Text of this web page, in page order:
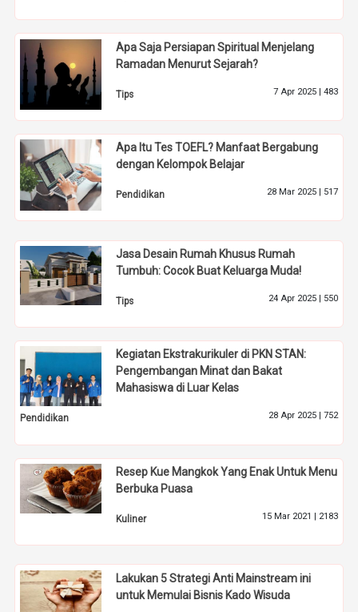
Apa Saja Persiapan Spiritual Menjelang
Ramadan Menurut Sejarah?
Tips 7 Apr 2025 | 483
Apa Itu Tes TOEFL? Manfaat Bergabung
dengan Kelompok Belajar
Pendidikan 28 Mar 2025 | 517
Jasa Desain Rumah Khusus Rumah
Tumbuh: Cocok Buat Keluarga Muda!
Tips 24 Apr 2025 | 550
Kegiatan Ekstrakurikuler di PKN STAN:
Pengembangan Minat dan Bakat
Mahasiswa di Luar Kelas
Pendidikan 28 Apr 2025 | 752
Resep Kue Mangkok Yang Enak Untuk Menu
Berbuka Puasa
Kuliner 15 Mar 2021 | 2183
Lakukan 5 Strategi Anti Mainstream ini
untuk Memulai Bisnis Kado Wisuda